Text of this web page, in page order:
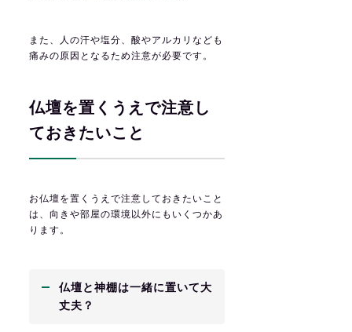
また、人の汗や塩分、酸やアルカリなども
痛みの原因となるため注意が必要です。
仏壇を置くうえで注意し
ておきたいこと
お仏壇を置くうえで注意しておきたいこと
は、向きや部屋の環境以外にもいくつかあ
ります。
仏壇と神棚は一緒に置いて大
丈夫？